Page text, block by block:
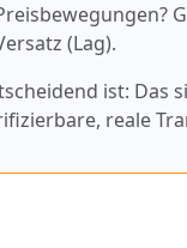
(Lag).
ist: Das
reale